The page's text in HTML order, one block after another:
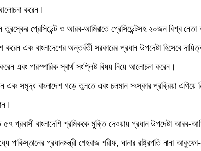
করেন।
তুরস্কের প্রেসিডেন্ট ও আরব-আমিরাতে প্রেসিডেন্টসহ ২০জন বিশ্ব নেতা
এবং বাংলাদেশের অন্তর্বর্তী সরকারের প্রধান উপদেষ্টা হিসেবে
করেন এবং পারস্পারিক স্বার্থ সংশ্লিষ্ট বিষয় নিয়ে আলোচনা করেন।
সমৃদ্ধ বাংলাদেশ গড়ে তুলতে এবং চলমান সংস্কার প্রক্রিয়া এগিয়ে
প্রবাসী বাংলাদেশি শ্রমিককে মুক্তি দেওয়ায় প্রধান উপদেষ্টা আরব-
পাকিস্তানের প্রধানমন্ত্রী শেহবাজ শরীফ, ঘানার রাষ্ট্রপতি নানা